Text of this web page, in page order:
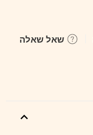
שאל שאלה